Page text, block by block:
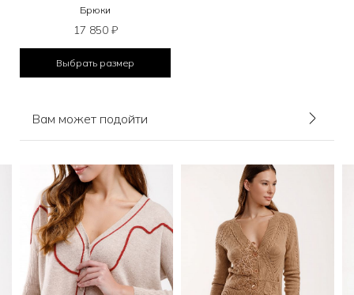
Брюки
17 850 ₽
Выбрать размер
Вам может подойти